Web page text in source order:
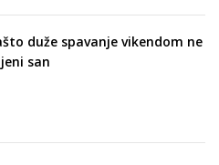
duže spavanje vikendom ne
san